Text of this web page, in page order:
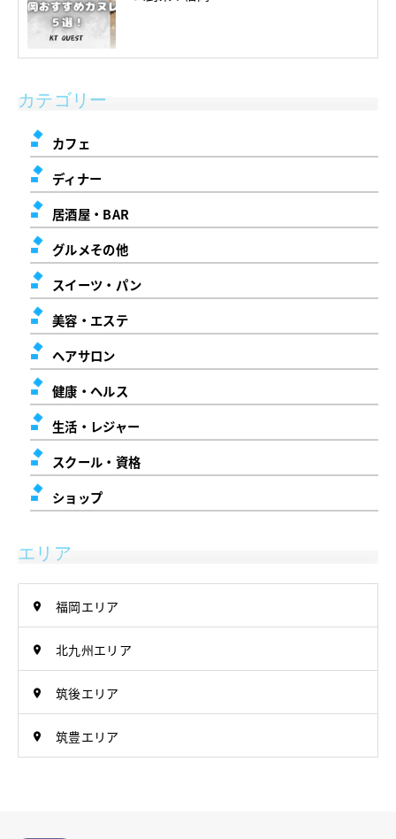
カテゴリー
カフェ
ディナー
居酒屋・BAR
グルメその他
スイーツ・パン
美容・エステ
ヘアサロン
健康・ヘルス
生活・レジャー
スクール・資格
ショップ
エリア
福岡エリア
北九州エリア
筑後エリア
筑豊エリア